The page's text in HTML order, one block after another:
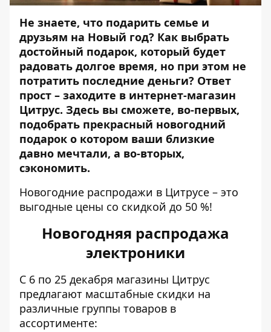
Не знаете, что подарить семье и
друзьям на Новый год? Как выбрать
достойный подарок, который будет
радовать долгое время, но при этом не
потратить последние деньги? Ответ
прост – заходите в интернет-магазин
Цитрус. Здесь вы сможете, во-первых,
подобрать прекрасный новогодний
подарок о котором ваши близкие
давно мечтали, а во-вторых,
сэкономить.
Новогодние распродажи в Цитрусе – это
выгодные цены со скидкой до 50 %!
Новогодняя распродажа
электроники
С 6 по 25 декабря магазины Цитрус
предлагают масштабные скидки на
различные группы товаров в
ассортименте: